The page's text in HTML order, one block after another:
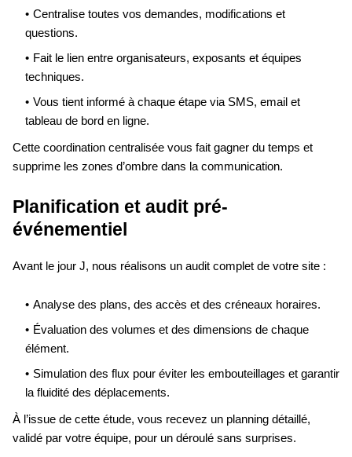
Centralise toutes vos demandes, modifications et
questions.
Fait le lien entre organisateurs, exposants et équipes
techniques.
Vous tient informé à chaque étape via SMS, email et
tableau de bord en ligne.
Cette coordination centralisée vous fait gagner du temps et
supprime les zones d’ombre dans la communication.
Planification et audit pré-
événementiel
Avant le jour J, nous réalisons un audit complet de votre site :
Analyse des plans, des accès et des créneaux horaires.
Évaluation des volumes et des dimensions de chaque
élément.
Simulation des flux pour éviter les embouteillages et garantir
la fluidité des déplacements.
À l’issue de cette étude, vous recevez un planning détaillé,
validé par votre équipe, pour un déroulé sans surprises.